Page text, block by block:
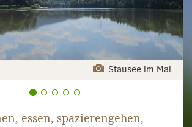
Stausee im Mai
essen, spazierengehen,